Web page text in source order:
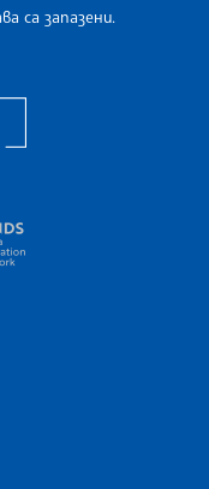
са запазени.
Balkan News Agencies